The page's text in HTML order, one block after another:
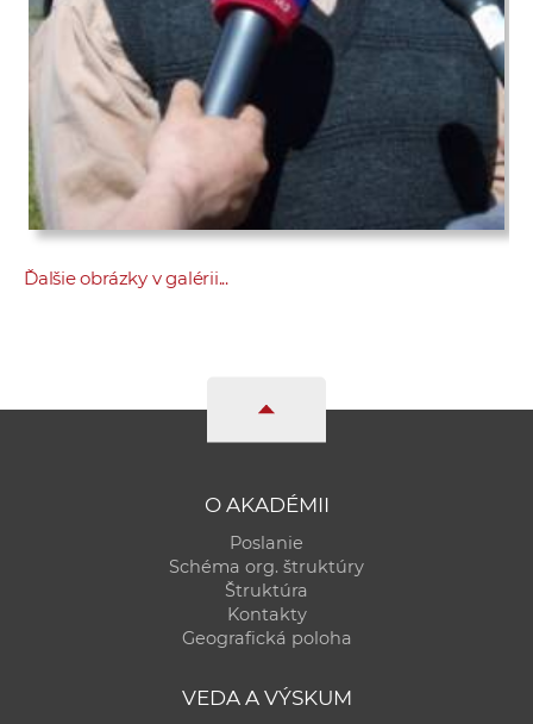
Ďalšie obrázky v galérii...
O AKADÉMII
Poslanie
Schéma org. štruktúry
Štruktúra
Kontakty
Geografická poloha
VEDA A VÝSKUM